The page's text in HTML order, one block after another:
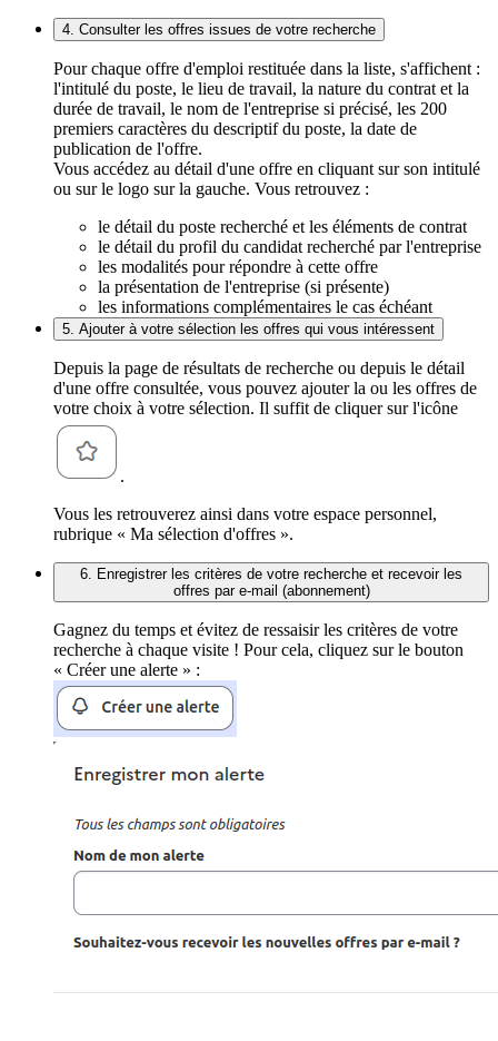
4. Consulter les offres issues de votre recherche
Pour chaque offre d'emploi restituée dans la liste, s'affichent :
l'intitulé du poste, le lieu de travail, la nature du contrat et la
durée de travail, le nom de l'entreprise si précisé, les 200
premiers caractères du descriptif du poste, la date de
publication de l'offre.
Vous accédez au détail d'une offre en cliquant sur son intitulé
ou sur le logo sur la gauche. Vous retrouvez :
le détail du poste recherché et les éléments de contrat
le détail du profil du candidat recherché par l'entreprise
les modalités pour répondre à cette offre
la présentation de l'entreprise (si présente)
les informations complémentaires le cas échéant
5. Ajouter à votre sélection les offres qui vous intéressent
Depuis la page de résultats de recherche ou depuis le détail
d'une offre consultée, vous pouvez ajouter la ou les offres de
votre choix à votre sélection. Il suffit de cliquer sur l'icône
.
Vous les retrouverez ainsi dans votre espace personnel,
rubrique « Ma sélection d'offres ».
6. Enregistrer les critères de votre recherche et recevoir les
offres par e-mail (abonnement)
Gagnez du temps et évitez de ressaisir les critères de votre
recherche à chaque visite ! Pour cela, cliquez sur le bouton
« Créer une alerte » :